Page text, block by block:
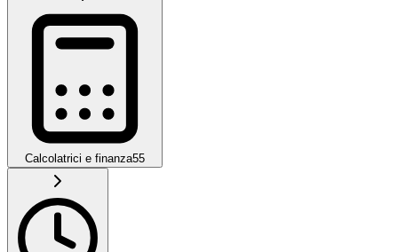
Calcolatrici e finanza55